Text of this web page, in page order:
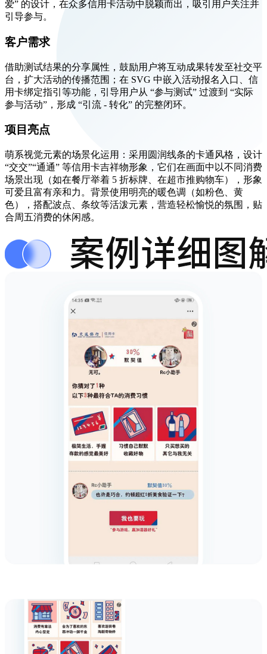
爱” 的设计，在众多信用卡活动中脱颖而出，吸引用户关注并
引导参与。
客户需求
借助测试结果的分享属性，鼓励用户将互动成果转发至社交平
台，扩大活动的传播范围；在 SVG 中嵌入活动报名入口、信
用卡绑定指引等功能，引导用户从 “参与测试” 过渡到 “实际
参与活动”，形成 “引流 - 转化” 的完整闭环。
项目亮点
萌系视觉元素的场景化运用：采用圆润线条的卡通风格，设计
“交交”“通通” 等信用卡吉祥物形象，它们在画面中以不同消费
场景出现（如在餐厅举着 5 折标牌、在超市推购物车），形象
可爱且富有亲和力。背景使用明亮的暖色调（如粉色、黄
色），搭配波点、条纹等活泼元素，营造轻松愉悦的氛围，贴
合周五消费的休闲感。